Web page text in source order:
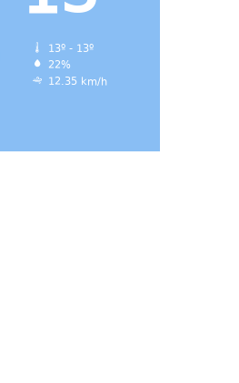
13º - 13º
22%
12.35 km/h